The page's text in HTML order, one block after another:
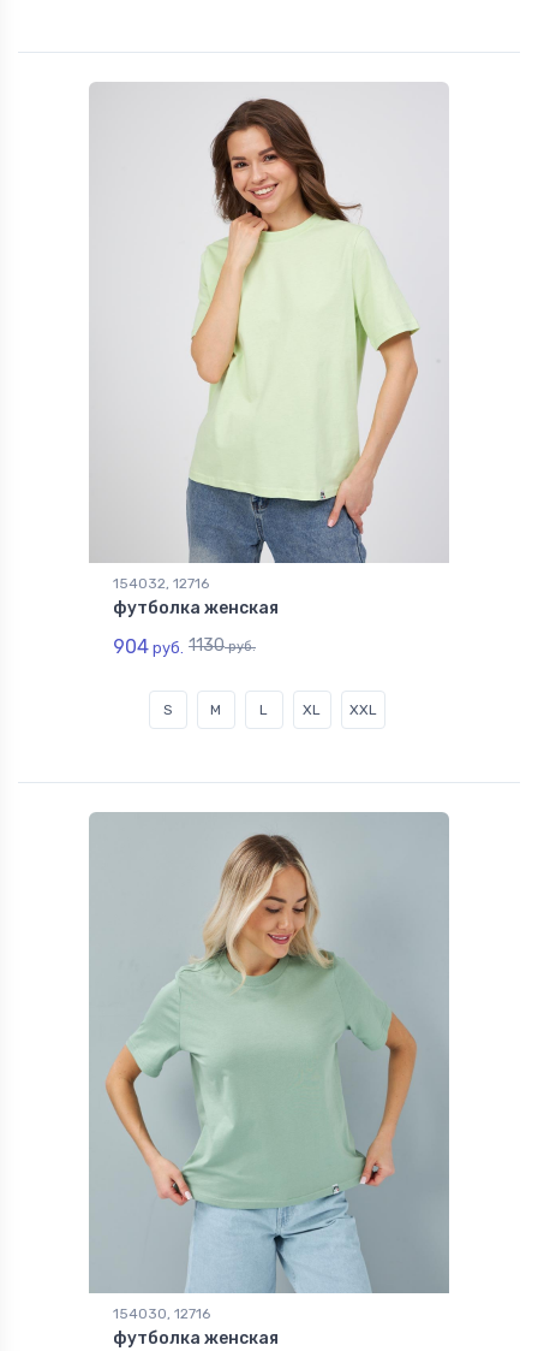
154032, 12716
футболка женская
904 руб. 1130руб.
S M L XL XXL
154030, 12716
футболка женская